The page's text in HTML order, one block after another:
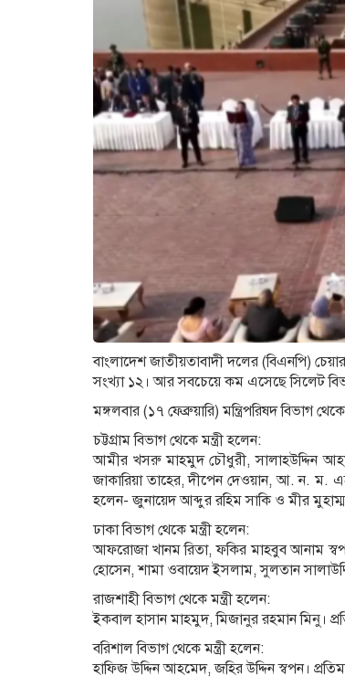
বাংলাদেশ জাতীয়তাবাদী দলের (বিএনপি)
সংখ্যা ১২। আর সবচেয়ে কম এসেছে সিলেট
মঙ্গলবার (১৭ ফেব্রুয়ারি) মন্ত্রিপরিষদ বিভাগ
চট্টগ্রাম বিভাগ থেকে মন্ত্রী হলেন:
আমীর খসরু মাহমুদ চৌধুরী, সালাহউদ্দিন
জাকারিয়া তাহের, দীপেন দেওয়ান, আ. ন. ম.
হলেন- জুনায়েদ আব্দুর রহিম সাকি ও মীর
ঢাকা বিভাগ থেকে মন্ত্রী হলেন:
আফরোজা খানম রিতা, ফকির মাহবুব আনাম
হোসেন, শামা ওবায়েদ ইসলাম, সুলতান
রাজশাহী বিভাগ থেকে মন্ত্রী হলেন:
ইকবাল হাসান মাহমুদ, মিজানুর রহমান মিনু।
বরিশাল বিভাগ থেকে মন্ত্রী হলেন:
হাফিজ উদ্দিন আহমেদ, জহির উদ্দিন স্বপন।